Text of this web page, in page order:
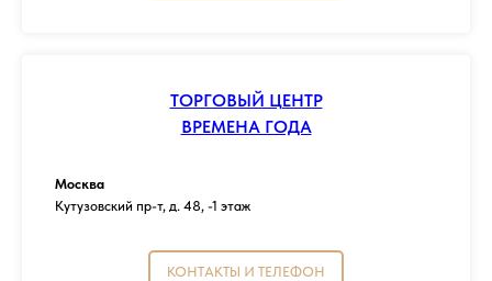
ТОРГОВЫЙ ЦЕНТР
ВРЕМЕНА ГОДА
Москва
Кутузовский пр-т, д. 48, -1 этаж
КОНТАКТЫ И ТЕЛЕФОН